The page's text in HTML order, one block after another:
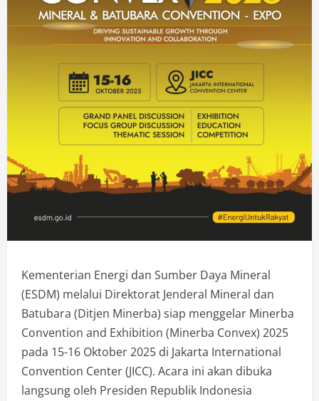
Kementerian Energi dan Sumber Daya Mineral
(ESDM) melalui Direktorat Jenderal Mineral dan
Batubara (Ditjen Minerba) siap menggelar Minerba
Convention and Exhibition (Minerba Convex) 2025
pada 15-16 Oktober 2025 di Jakarta International
Convention Center (JICC). Acara ini akan dibuka
langsung oleh Presiden Republik Indonesia